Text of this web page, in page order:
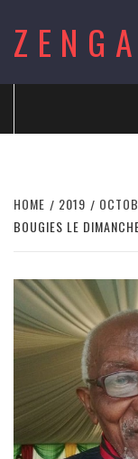
content
HOME 2019
BOUGIES LE